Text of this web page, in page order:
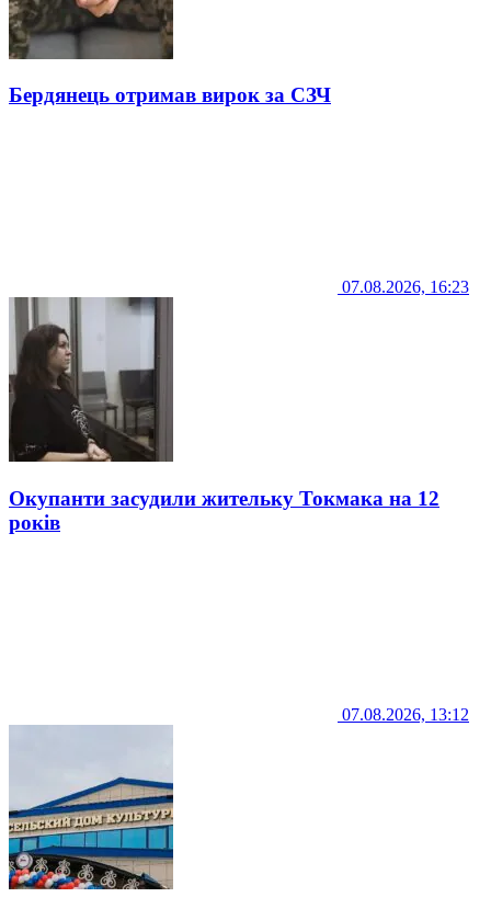
Бердянець отримав вирок за СЗЧ
07.08.2026, 16:23
Окупанти засудили жительку Токмака на 12
років
07.08.2026, 13:12